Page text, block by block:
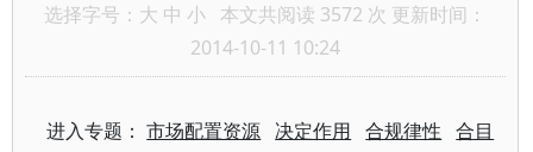
选择字号： 大 中 小 本文共阅读 3572 次 更新时间：
2014-10-11 10:24
进入专题：市场配置资源 决定作用 合规律性
合目